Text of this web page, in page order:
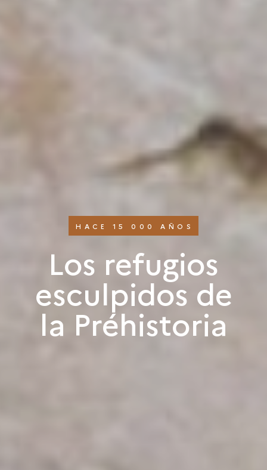
HACE 15 000 AÑOS
Los refugios
esculpidos de
la Préhistoria